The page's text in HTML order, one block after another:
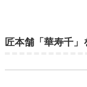
匠本舗「華寿千」